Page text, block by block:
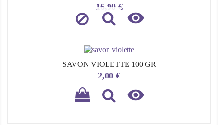
Prix
16,90 €

SAVON VIOLETTE 100 GR
Prix
2,00 €
